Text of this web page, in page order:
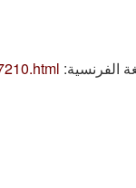
الفرنسية: